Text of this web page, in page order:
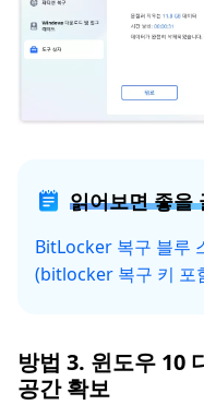
읽어보면 좋을
BitLocker 복구 블루
(bitlocker 복구 키 포
방법 3. 윈도우 10
공간 확보